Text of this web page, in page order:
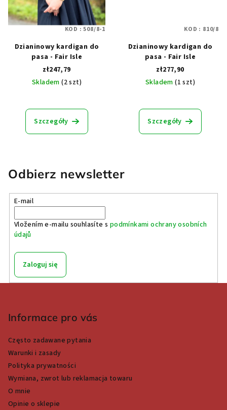
Dzianinowy kardigan do
pasa - Fair Isle
zł247,79
Skladem(2 szt)
Szczegóły
KOD :508/8-1
Dzianinowy kardigan do
pasa - Fair Isle
zł277,90
Skladem(1 szt)
Szczegóły
KOD : 810/8
Odbierz newsletter
E-mail
Vložením e-mailu souhlasíte s podmínkami ochrany osobních
údajů
Zaloguj się
Informace pro vás
Często zadawane pytania
Warunki i zasady
Polityka prywatności
Wymiana, zwrot lub reklamacja towaru
O mnie
Opinie o sklepie